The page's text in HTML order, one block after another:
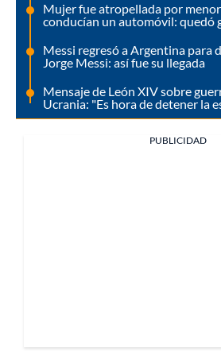
Mujer fue atropellada por
conducían un automóvil: quedó
Messi regresó a Argentina para
Jorge Messi: así fue su llegada
Mensaje de León XIV sobre
Ucrania: "Es hora de detener la
PUBLICIDAD